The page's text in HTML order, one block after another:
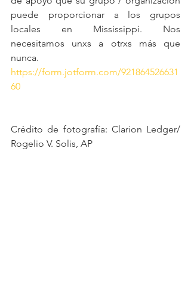
puede proporcionar a los grupos
locales en Mississippi. Nos
necesitamos unxs a otrxs más que
nunca.
https://form.jotform.com/921864526631
60
Crédito de fotografía: Clarion Ledger/
Rogelio V. Solis, AP